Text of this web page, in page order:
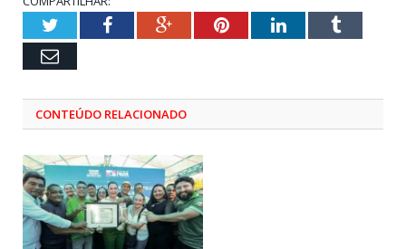
TwitterFacebookGoogle+PinterestLinkedInTumblr
Email
CONTEÚDO RELACIONADO